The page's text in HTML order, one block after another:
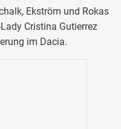
Ekström und Rokas
Cristina Gutierrez
im Dacia.